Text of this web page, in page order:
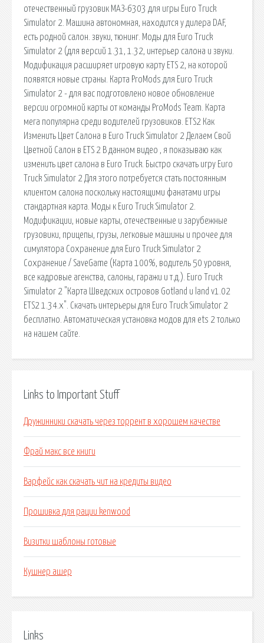
отечественный грузовик МАЗ-6303 для игры Euro Truck
Simulator 2. Машина автономная, находится у дилера DAF,
есть родной салон. звуки, тюнинг. Моды для Euro Truck
Simulator 2 (для версий 1.31, 1.32, интерьер салона и звуки.
Модификация расширяет игровую карту ETS 2, на которой
появятся новые страны. Карта ProMods для Euro Truck
Simulator 2 - для вас подготовлено новое обновление
версии огромной карты от команды ProMods Team. Карта
мега популярна среди водителей грузовиков. ETS2 Как
Изменить Цвет Салона в Euro Truck Simulator 2 Делаем Свой
Цветной Салон в ETS 2 В данном видео , я показываю как
изменить цвет салона в Euro Truck. Быстро скачать игру Euro
Truck Simulator 2 Для этого потребуется стать постоянным
клиентом салона поскольку настоящими фанатами игры
стандартная карта. Моды к Euro Truck Simulator 2.
Модификации, новые карты, отечественные и зарубежные
грузовики, прицепы, грузы, легковые машины и прочее для
симулятора Сохранение для Euro Truck Simulator 2
Сохранение / SaveGame (Карта 100%, водитель 50 уровня,
все кадровые агенства, салоны, гаражи и т.д.). Euro Truck
Simulator 2 "Карта Шведских островов Gotland и land v1.02
ETS2 1.34.x". Скачать интерьеры для Euro Truck Simulator 2
бесплатно. Автоматическая установка модов для ets 2 только
на нашем сайте.
Links to Important Stuff
Дружинники скачать через торрент в хорошем качестве
Фрай макс все книги
Варфейс как скачать чит на кредиты видео
Прошивка для рации kenwood
Визитки шаблоны готовые
Кушнер ашер
Links